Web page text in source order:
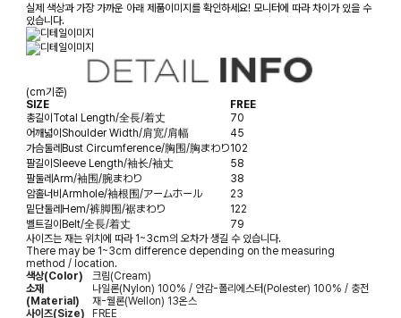
실제 색상과 가장 가까운 아래 제품이미지를 확인하세요! 모니터에 따라 차이가 있을 수
있습니다.
(cm기준)
SIZE
FREE
총길이Total Length/全長/着丈
70
어깨넓이Shoulder Width/肩宽/肩幅
45
가슴둘레Bust Circumference/胸围/胸まわり102
팔길이Sleeve Length/袖长/袖丈
58
팔둘레Arm/袖围/腕まわり
38
암홀너비Armhole/袖根围/アームホール
23
밑단둘레Hem/裤脚围/裾まわり
122
벨트길이Belt/全長/着丈
79
사이즈는 재는 위치에 따라 1~3cm의 오차가 생길 수 있습니다.
There may be 1~3cm difference depending on the measuring
method / location.
색상(Color)
크림(Cream)
소재
(Material)
나일론(Nylon) 100% / 안감-폴리에스터(Polester) 100% / 충전
재-웰론(Wellon) 13온스
사이즈(Size)
FREE